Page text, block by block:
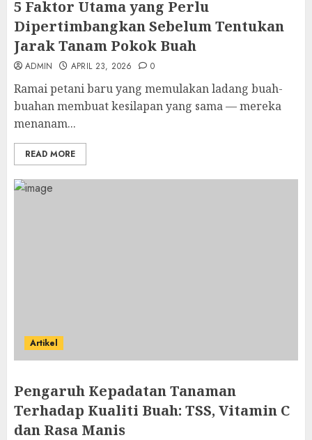
5 Faktor Utama yang Perlu
Dipertimbangkan Sebelum Tentukan
Jarak Tanam Pokok Buah
ADMIN APRIL 23, 2026 0
Ramai petani baru yang memulakan ladang buah-
buahan membuat kesilapan yang sama — mereka
menanam...
READ MORE
Artikel
Pengaruh Kepadatan Tanaman
Terhadap Kualiti Buah: TSS, Vitamin C
dan Rasa Manis